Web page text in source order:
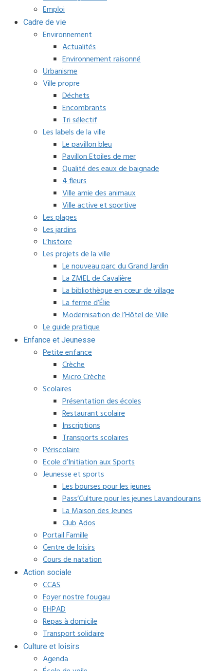
Emploi
Cadre de vie
Environnement
Actualités
Environnement raisonné
Urbanisme
Ville propre
Déchets
Encombrants
Tri sélectif
Les labels de la ville
Le pavillon bleu
Pavillon Etoiles de mer
Qualité des eaux de baignade
4 fleurs
Ville amie des animaux
Ville active et sportive
Les plages
Les jardins
L’histoire
Les projets de la ville
Le nouveau parc du Grand Jardin
La ZMEL de Cavalière
La bibliothèque en cœur de village
La ferme d’Élie
Modernisation de l’Hôtel de Ville
Le guide pratique
Enfance et Jeunesse
Petite enfance
Crèche
Micro Crèche
Scolaires
Présentation des écoles
Restaurant scolaire
Inscriptions
Transports scolaires
Périscolaire
Ecole d’Initiation aux Sports
Jeunesse et sports
Les bourses pour les jeunes
Pass’Culture pour les jeunes Lavandourains
La Maison des Jeunes
Club Ados
Portail Famille
Centre de loisirs
Cours de natation
Action sociale
CCAS
Foyer nostre fougau
EHPAD
Repas à domicile
Transport solidaire
Culture et loisirs
Agenda